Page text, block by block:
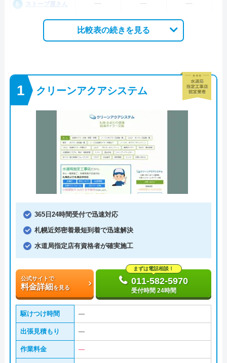
ストーブ屋さん
比較表の続きを見る
クリーンアクアシステム
365日24時間受付で迅速対応
札幌近郊密着最短到着で迅速解決
水道局指定店有資格者が確実施工
公式サイトで
料金詳細を見る
まずは電話相談！
011-582-5970
受付時間 24時間
駆けつけ時間 ―
出張見積もり ―
作業料金 ―